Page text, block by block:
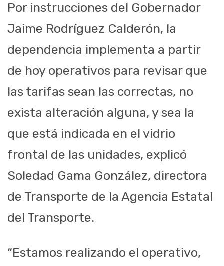
Por instrucciones del Gobernador
Jaime Rodríguez Calderón, la
dependencia implementa a partir
de hoy operativos para revisar que
las tarifas sean las correctas, no
exista alteración alguna, y sea la
que está indicada en el vidrio
frontal de las unidades, explicó
Soledad Gama González, directora
de Transporte de la Agencia Estatal
del Transporte.
“Estamos realizando el operativo,